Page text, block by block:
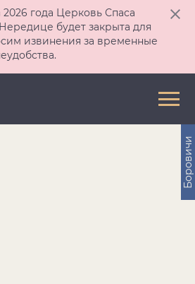
2026 года Церковь Спаса
будет закрыта для
извинения за временные
Боровичи